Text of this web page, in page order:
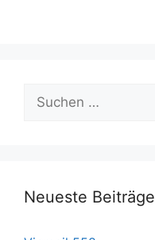
Suche
nach:
Neueste Beiträge